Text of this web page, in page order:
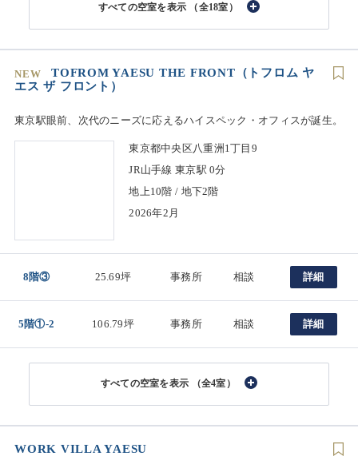
（全18室）
NEW
TOFROM YAESU THE FRONT（トフロム ヤ
エス ザ フロント）
東京駅眼前、次代のニーズに応えるハイスペック・オフィスが誕生。
東京都中央区八重洲1丁目9
JR山手線 東京駅 0分
地上10階 / 地下2階
2026年2月
8階③ 25.69坪 事務所 相談 詳細
5階①-2 106.79坪 事務所 相談 詳細
（全4室）
WORK VILLA YAESU